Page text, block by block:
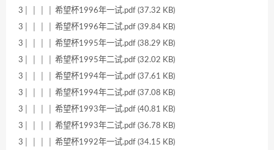
3│ │ │ │ 希望杯1996年一试.pdf (37.32 KB)
3│ │ │ │ 希望杯1996年二试.pdf (39.84 KB)
3│ │ │ │ 希望杯1995年一试.pdf (38.29 KB)
3│ │ │ │ 希望杯1995年二试.pdf (32.02 KB)
3│ │ │ │ 希望杯1994年一试.pdf (37.61 KB)
3│ │ │ │ 希望杯1994年二试.pdf (37.08 KB)
3│ │ │ │ 希望杯1993年一试.pdf (40.81 KB)
3│ │ │ │ 希望杯1993年二试.pdf (36.78 KB)
3│ │ │ │ 希望杯1992年一试.pdf (34.15 KB)